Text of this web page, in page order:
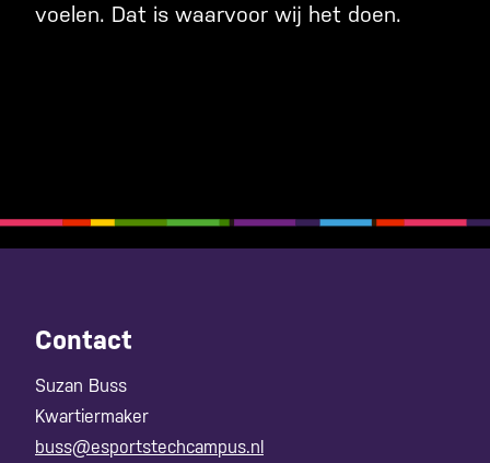
voelen. Dat is waarvoor wij het doen.
Contact
Suzan Buss
Kwartiermaker
buss@esportstechcampus.nl